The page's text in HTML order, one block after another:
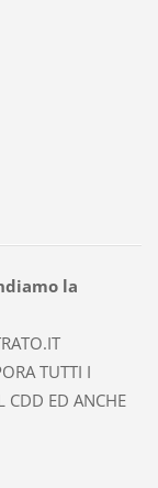
la
TUTTI I
CDD ED ANCHE